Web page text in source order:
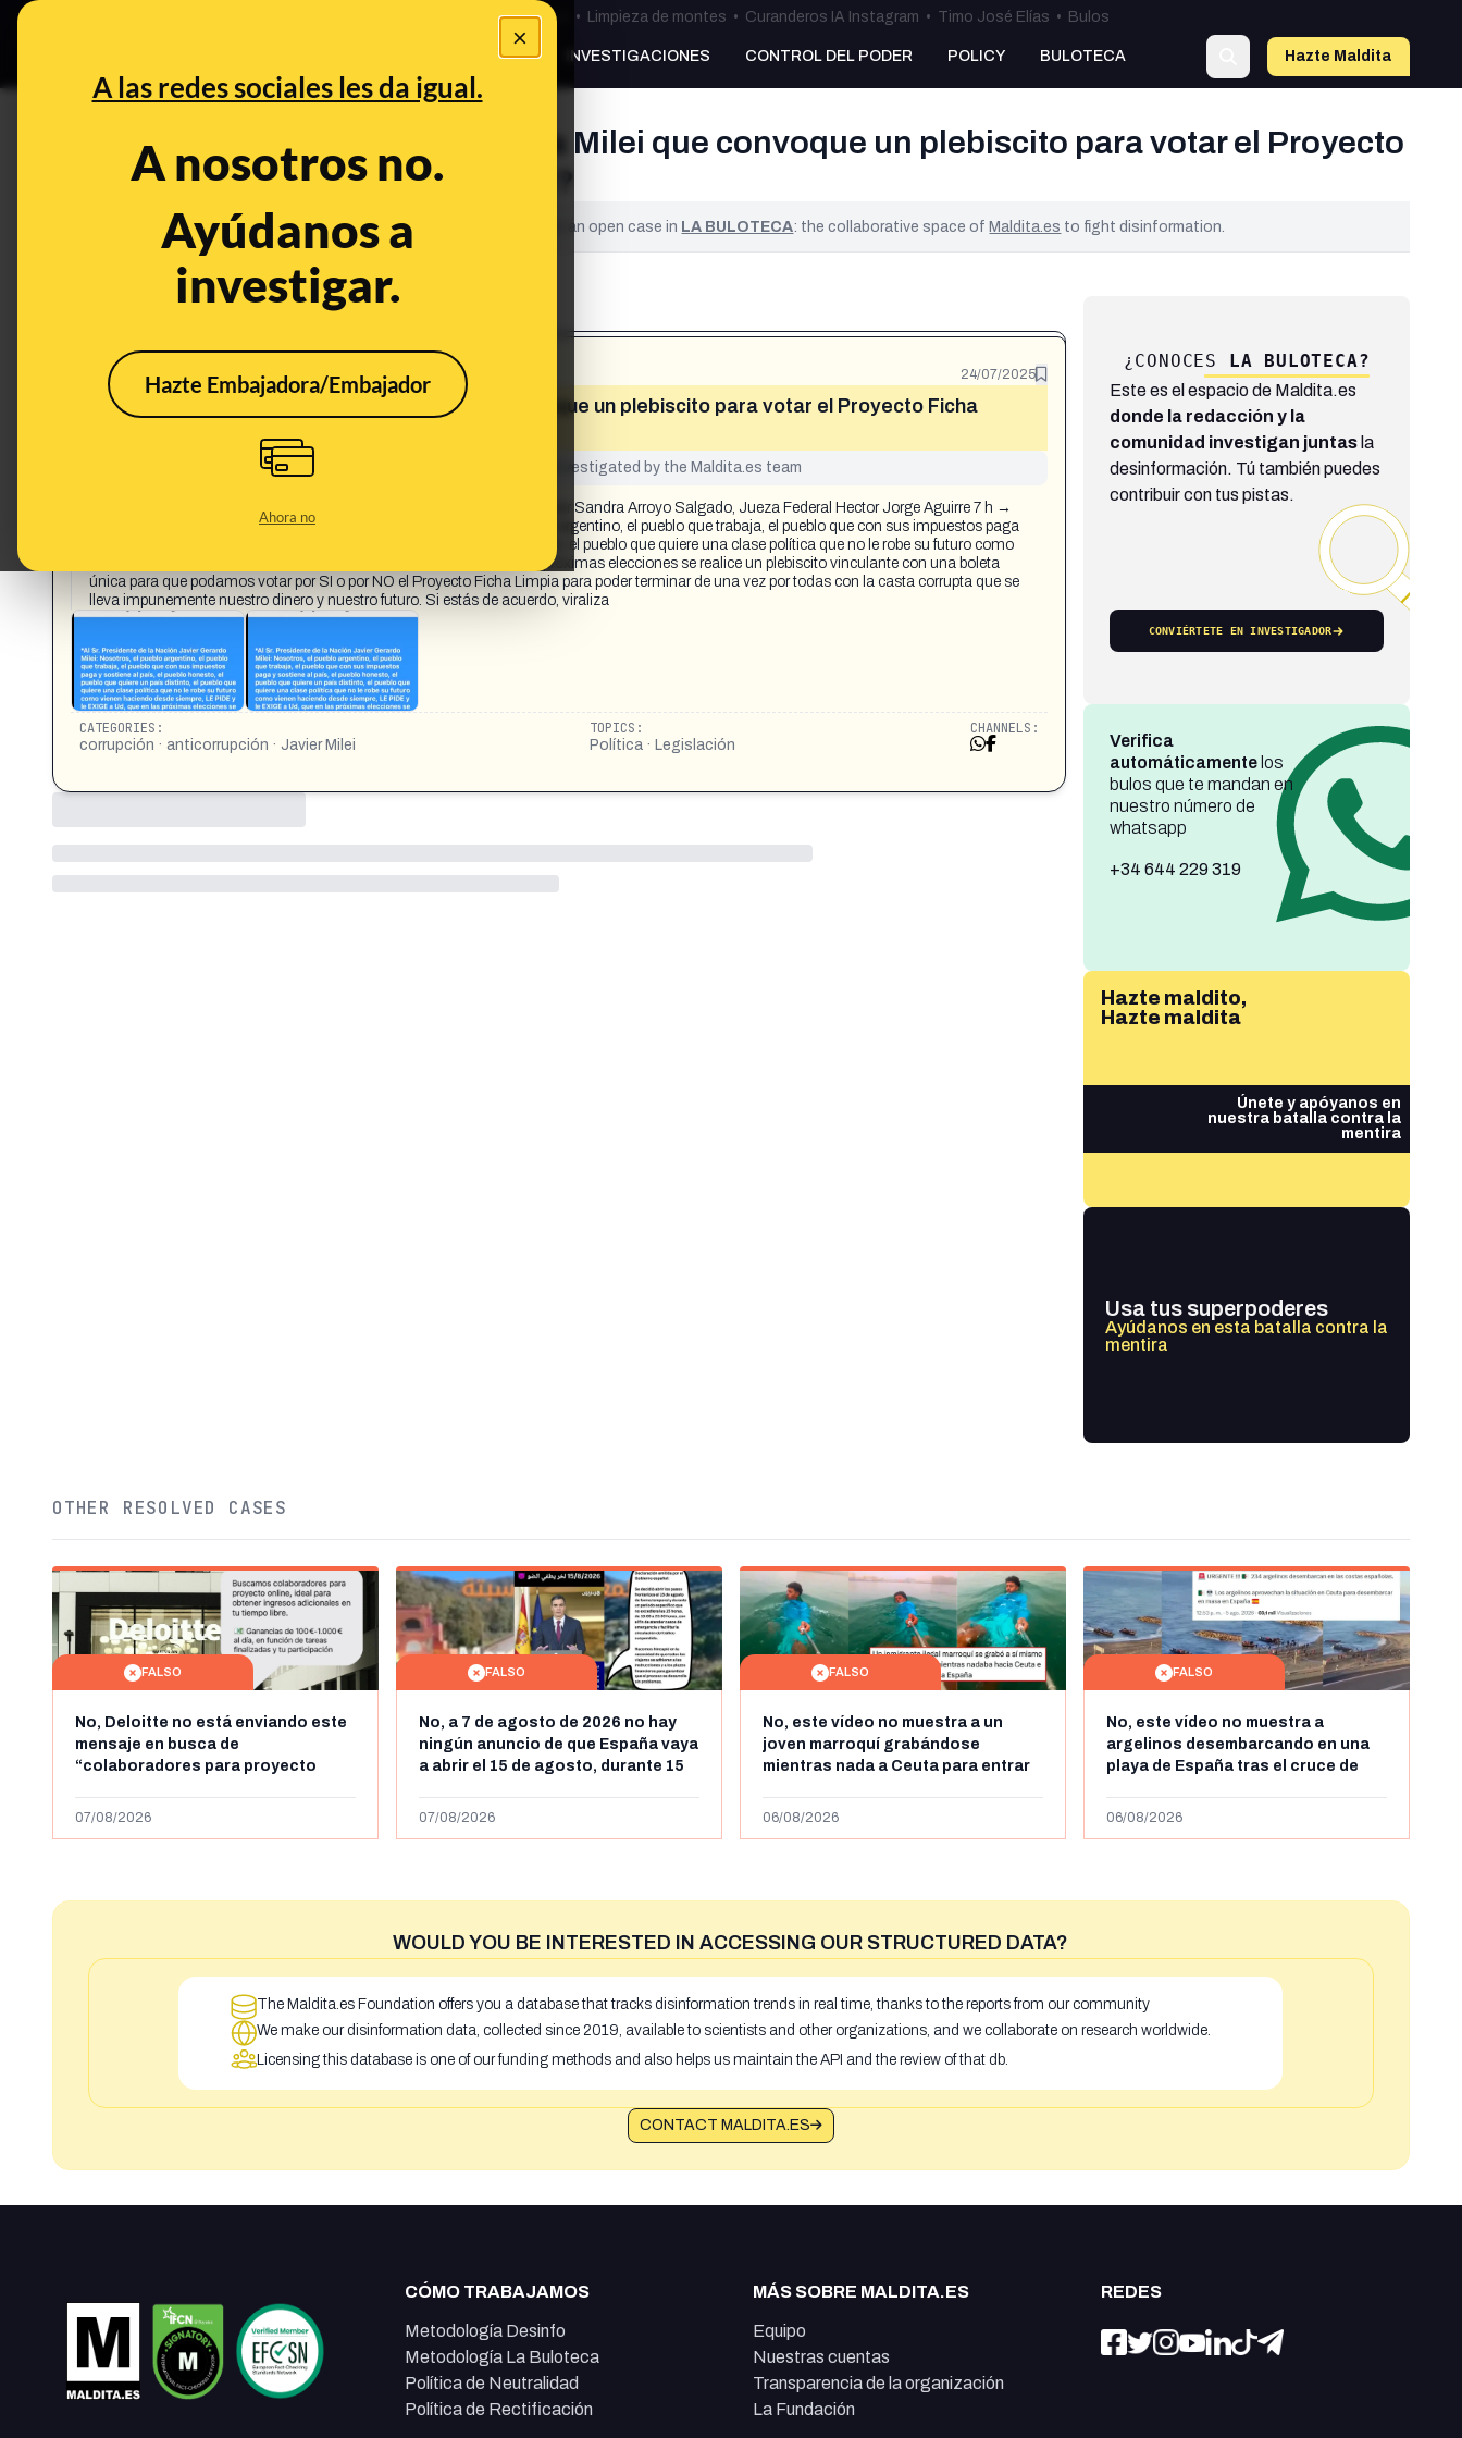
×
A las redes sociales les da igual.
A nosotros no.
Ayúdanos a
investigar.
Hazte Embajadora/Embajador
Ahora no
Bulos Ceuta • Limpieza de montes • Curanderos IA Instagram • Timo José Elías • Bulos
PREBUNKING INVESTIGACIONES CONTROL DEL PODER POLICY BULOTECA Hazte Maldita
¿Una juez federal argentina pide a Milei que convoque un plebiscito para votar el Proyecto
Ficha Limpia contra la corrupción?
This content has NOT yet been verified. It is an open case in LA BULOTECA: the collaborative space ofMaldita.es to fight disinformation.
What's being said: 24/07/2025
«Una juez federal argentina pide a Milei que convoque un plebiscito para votar el Proyecto Ficha
This content has not yet been investigated by the Maldita.es team
EXCELENTE INICIATIVA DE LA JUEZA ARROYO SALGADO @viralizar Sandra Arroyo Salgado, Jueza Federal Hector Jorge Aguirre 7 h →
*Al Sr. Presidente de la Nación Javier Gerardo Milei: Nosotros, el pueblo argentino, el pueblo que trabaja, el pueblo que con sus impuestos paga
y sostiene al país, el pueblo honesto, el pueblo que quiere un país distinto, el pueblo que quiere una clase política que no le robe su futuro como
vienen haciendo desde siempre, LE PIDE y le EXIGE a Ud, que en las próximas elecciones se realice un plebiscito vinculante con una boleta
única para que podamos votar por SI o por NO el Proyecto Ficha Limpia para poder terminar de una vez por todas con la casta corrupta que se
lleva impunemente nuestro dinero y nuestro futuro. Si estás de acuerdo, viraliza
CATEGORIES:
corrupción · anticorrupción · Javier Milei
TOPICS:
Política · Legislación
CHANNELS:
¿CONOCES LA BULOTECA?
Este es el espacio de Maldita.es
donde la redacción y la
comunidad investigan juntasla
desinformación. Tú también puedes
contribuir con tus pistas.
CONVIÉRTETE EN INVESTIGADOR
Verifica
automáticamentelos
bulos que te mandan en
nuestro número de
whatsapp
+34 644 229 319
Hazte maldito,
Hazte maldita
Únete y apóyanos en
nuestra batalla contra la
mentira
Usa tus superpoderes
Ayúdanos en esta batalla contra la
mentira
OTHER RESOLVED CASES
FALSO
No, Deloitte no está enviando este
mensaje en busca de
“colaboradores para proyecto
1.000 euros al día: es un timo
07/08/2026
FALSO
No, a 7 de agosto de 2026 no hay
ningún anuncio de que España vaya
a abrir el 15 de agosto, durante 15
y Ceuta
07/08/2026
FALSO
No, este vídeo no muestra a un
joven marroquí grabándose
mientras nada a Ceuta para entrar
más de 450km de Ceuta y el autor lo
06/08/2026
FALSO
No, este vídeo no muestra a
argelinos desembarcando en una
playa de España tras el cruce de
de julio de 2026: son imágenes de
06/08/2026
WOULD YOU BE INTERESTED IN ACCESSING OUR STRUCTURED DATA?
The Maldita.es Foundation offers you a database that tracks disinformation trends in real time, thanks to the reports from our community
We make our disinformation data, collected since 2019, available to scientists and other organizations, and we collaborate on research worldwide.
Licensing this database is one of our funding methods and also helps us maintain the API and the review of that db.
CONTACT MALDITA.ES
CÓMO TRABAJAMOS
Metodología Desinfo
Metodología La Buloteca
Política de Neutralidad
Política de Rectificación
MÁS SOBRE MALDITA.ES
Equipo
Nuestras cuentas
Transparencia de la organización
La Fundación
REDES